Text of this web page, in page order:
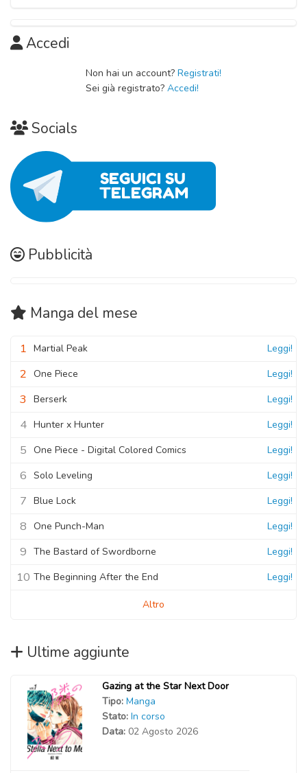
Capitolo 06 11 Novembre 2020
Accedi
Non hai un account? Registrati!
Sei già registrato? Accedi!
Socials
Pubblicità
Manga del mese
1 Martial Peak Leggi!
2 One Piece Leggi!
3 Berserk Leggi!
4 Hunter x Hunter Leggi!
5 One Piece - Digital Colored Comics Leggi!
6 Solo Leveling Leggi!
7 Blue Lock Leggi!
8 One Punch-Man Leggi!
9 The Bastard of Swordborne Leggi!
10 The Beginning After the End Leggi!
Altro
Ultime aggiunte
Gazing at the Star Next Door
Tipo: Manga
Stato: In corso
Data: 02 Agosto 2026